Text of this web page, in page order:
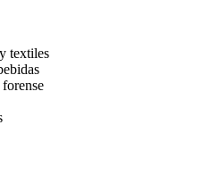
textiles